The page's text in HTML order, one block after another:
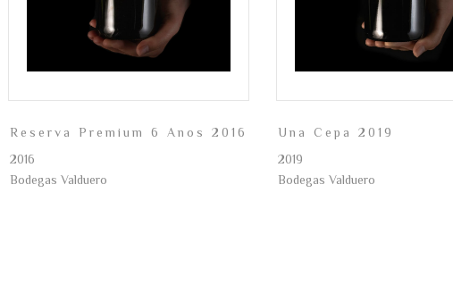
Reserva Premium 6 Anos 2016
2016
Bodegas Valduero
Una Cepa 2019
2019
Bodegas Valduero